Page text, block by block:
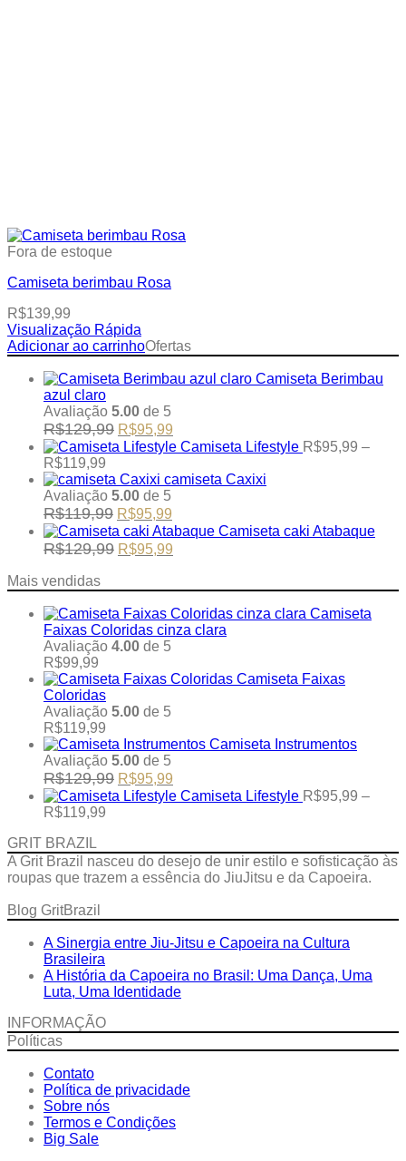
Fora de estoque
Camiseta berimbau Rosa
R$139,99
Visualização Rápida
Adicionar ao carrinhoThis
product
has
variants.
The
options
may
be
chosen
on
the
product
page
Ofertas
Camiseta Berimbau
azul claro
Avaliação 5.00 de 5
R$129,99 Original
price
R$129,99.
R$95,99
price
R$95,99.
Camiseta Lifestyle R$95,99 –
R$119,99
range:
R$95,99
through
R$119,99
camiseta Caxixi
Avaliação 5.00 de 5
R$119,99 Original
price
was:
R$119,99.
R$95,99
price
is:
R$95,99.
Camiseta caki Atabaque
R$129,99 Original
R$129,99.
R$95,99
R$95,99.
Mais vendidas
Camiseta
Faixas Coloridas cinza clara
Avaliação 4.00 de 5
R$99,99
Camiseta Faixas
Coloridas
Avaliação 5.00 de 5
R$119,99
Camiseta Instrumentos
Avaliação 5.00 de 5
R$129,99 Original
price
R$95,99
price
Camiseta Lifestyle R$95,99 –
R$119,99
through
R$119,99
GRIT BRAZIL
A Grit Brazil nasceu do desejo de unir estilo e sofisticação às
roupas que trazem a essência do JiuJitsu e da Capoeira.
Blog GritBrazil
A Sinergia entre Jiu-Jitsu e Capoeira na Cultura
Brasileira
A História da Capoeira no Brasil: Uma Dança, Uma
Luta, Uma Identidade
INFORMAÇÃO
Políticas
Contato
Política de privacidade
Sobre nós
Termos e Condições
Big Sale